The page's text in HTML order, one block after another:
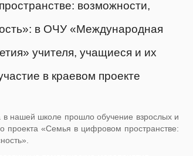
возможности,
в ОЧУ «Международная
учителя, учащиеся и их
в краевом проекте
нашей школе прошло обучение взрослых и
проекта «Семья в цифровом пространстве: